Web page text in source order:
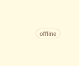
offline